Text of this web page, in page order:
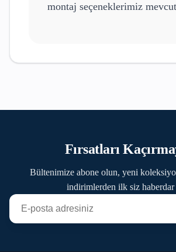
montaj seçeneklerimiz
Fırsatları
Bültenimize abone olun, yeni
indirimlerden ilk siz haberdar